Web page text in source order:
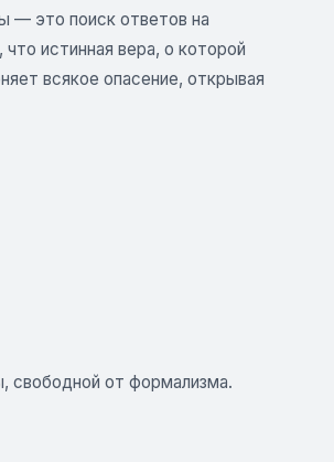
— это поиск ответов на
истинная вера, о которой
всякое опасение, открывая
свободной от формализма.